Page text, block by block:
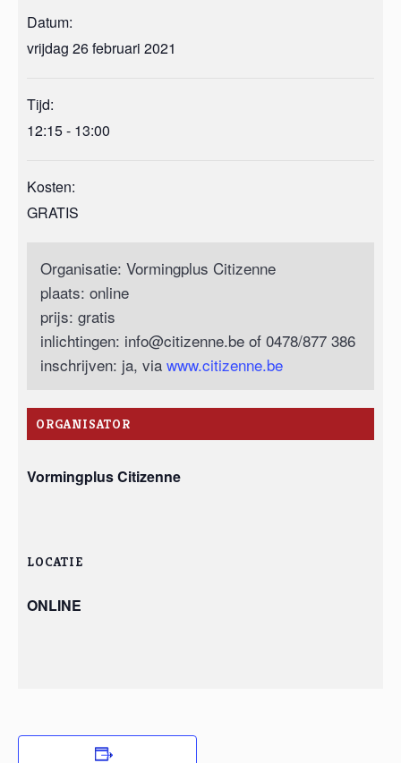
Datum:
vrijdag 26 februari 2021
Tijd:
12:15 - 13:00
Kosten:
GRATIS
Organisatie: Vormingplus Citizenne
plaats: online
prijs: gratis
inlichtingen: info@citizenne.be of 0478/877 386
inschrijven: ja, via www.citizenne.be
ORGANISATOR
Vormingplus Citizenne
LOCATIE
ONLINE